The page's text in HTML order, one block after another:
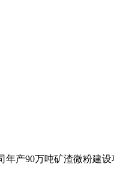
产90万吨矿渣微粉建